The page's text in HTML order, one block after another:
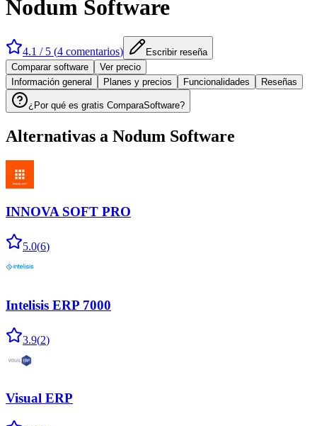
Nodum Software
4.1 / 5 (4 comentarios)
Escribir reseña
Comparar software
Ver precio
Información general
Planes y precios Funcionalidades Reseñas
¿Por qué es gratis ComparaSoftware?
Alternativas a Nodum Software
INNOVA SOFT PRO
5.0(6)
Intelisis ERP 7000
3.9(2)
Visual ERP